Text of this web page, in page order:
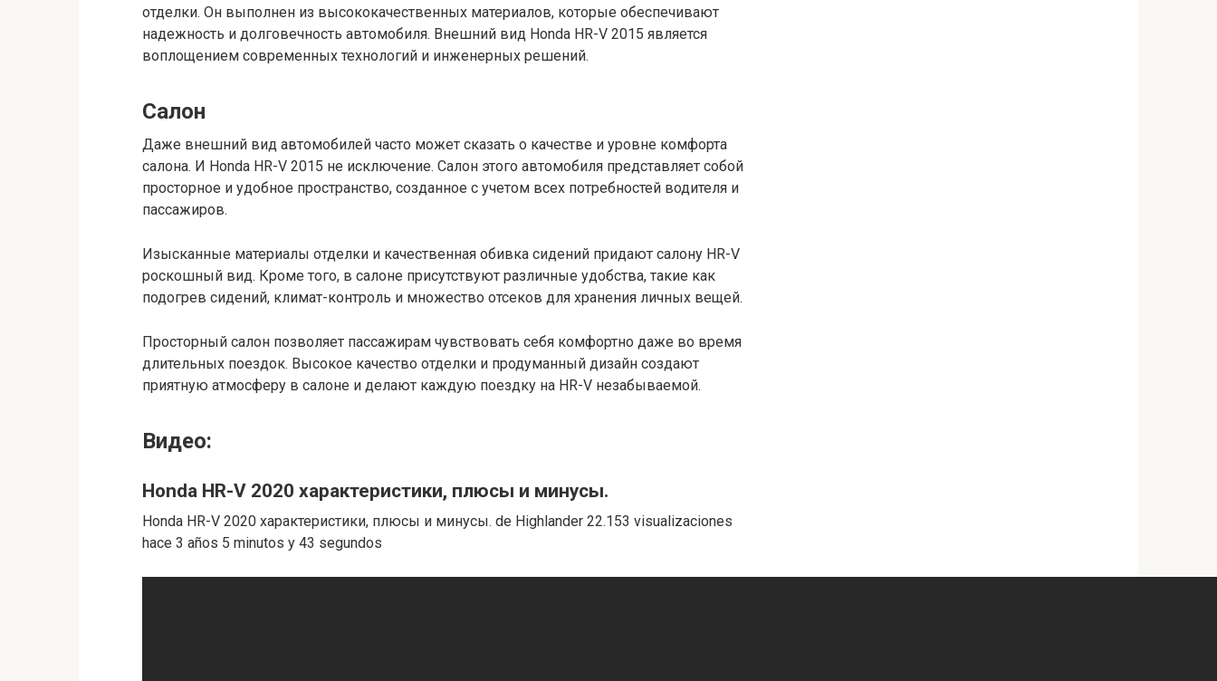
отделки. Он выполнен из высококачественных материалов, которые обеспечивают
надежность и долговечность автомобиля. Внешний вид Honda HR-V 2015 является
воплощением современных технологий и инженерных решений.
Салон
Даже внешний вид автомобилей часто может сказать о качестве и уровне комфорта
салона. И Honda HR-V 2015 не исключение. Салон этого автомобиля представляет собой
просторное и удобное пространство, созданное с учетом всех потребностей водителя и
пассажиров.
Изысканные материалы отделки и качественная обивка сидений придают салону HR-V
роскошный вид. Кроме того, в салоне присутствуют различные удобства, такие как
подогрев сидений, климат-контроль и множество отсеков для хранения личных вещей.
Просторный салон позволяет пассажирам чувствовать себя комфортно даже во время
длительных поездок. Высокое качество отделки и продуманный дизайн создают
приятную атмосферу в салоне и делают каждую поездку на HR-V незабываемой.
Видео:
Honda HR-V 2020 характеристики, плюсы и минусы.
Honda HR-V 2020 характеристики, плюсы и минусы. de Highlander 22.153 visualizaciones
hace 3 años 5 minutos y 43 segundos